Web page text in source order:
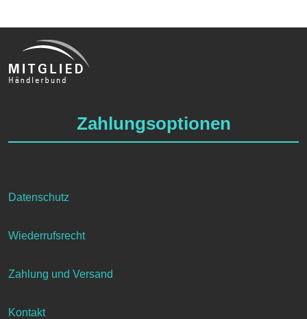
Zahlungsoptionen
Datenschutz
Wiederrufsrecht
Zahlung und Versand
Kontakt